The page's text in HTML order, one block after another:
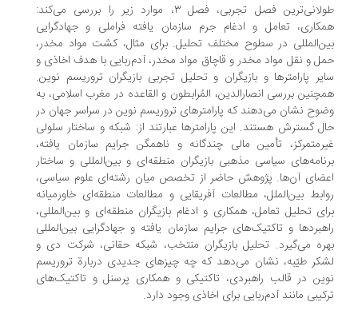
طولانی‌ترین فصل تجربی، فصل ۳، موارد زیر را بررسی می‌کند:
تعامل و ادغام جرم سازمان یافته فراملی و جهادگرایی
در سطوح مختلف تحلیل. برای مثال، کشت مواد مخدر،
و نقل مواد مخدر و قاچاق مواد مخدر، آدم‌ربایی با هدف اخاذی و
پارامترها و بازیگران و تحلیل تجربی بازیگران تروریسم نوین.
بررسی انصارالدین، المُرابطون و القاعده در مغرب اسلامی، به
نشان می‌دهند که پارامترهای تروریسم نوین در سراسر جهان در
گسترش هستند. این پارامترها عبارتند از: شبکه و ساختار سلولی
تأمین مالی چندگانه و ناهمگن جرایم سازمان یافته،
سیاسی مذهبی بازیگران منطقه‌ای و بین‌المللی و ساختار
آن‌ها. پژوهش حاضر از تخصص میان رشته‌ای علوم سیاسی،
بین‌الملل، مطالعات آفریقایی و مطالعات منطقه‌ای خاورمیانه
تحلیل تعامل، همکاری و ادغام بازیگران منطقه‌ای و بین‌المللی،
و تاکتیک‌های جرایم سازمان یافته و جهادگرایی بین‌المللی
می‌گیرد. تحلیل بازیگران منتخب، شبکه حقانی، شرکت دی و
طیّبه، نشان می‌دهد که چه چیزهای جدیدی دربارة تروریسم
در قالب راهبردی، تاکتیکی و همکاری پرسنل و تاکتیک‌های
مانند آدم‌ربایی برای اخاذی وجود دارد.